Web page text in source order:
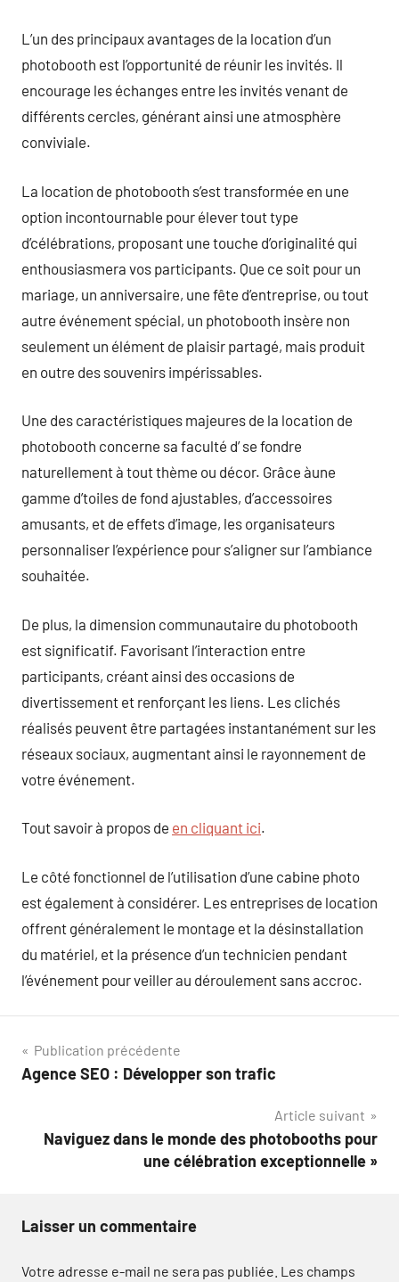
L’un des principaux avantages de la location d’un
photobooth est l’opportunité de réunir les invités. Il
encourage les échanges entre les invités venant de
différents cercles, générant ainsi une atmosphère
conviviale.
La location de photobooth s’est transformée en une
option incontournable pour élever tout type
d’célébrations, proposant une touche d’originalité qui
enthousiasmera vos participants. Que ce soit pour un
mariage, un anniversaire, une fête d’entreprise, ou tout
autre événement spécial, un photobooth insère non
seulement un élément de plaisir partagé, mais produit
en outre des souvenirs impérissables.
Une des caractéristiques majeures de la location de
photobooth concerne sa faculté d’ se fondre
naturellement à tout thème ou décor. Grâce àune
gamme d’toiles de fond ajustables, d’accessoires
amusants, et de effets d’image, les organisateurs
personnaliser l’expérience pour s’aligner sur l’ambiance
souhaitée.
De plus, la dimension communautaire du photobooth
est significatif. Favorisant l’interaction entre
participants, créant ainsi des occasions de
divertissement et renforçant les liens. Les clichés
réalisés peuvent être partagées instantanément sur les
réseaux sociaux, augmentant ainsi le rayonnement de
votre événement.
Tout savoir à propos de en cliquant ici.
Le côté fonctionnel de l’utilisation d’une cabine photo
est également à considérer. Les entreprises de location
offrent généralement le montage et la désinstallation
du matériel, et la présence d’un technicien pendant
l’événement pour veiller au déroulement sans accroc.
Navigation
de
Publication précédente
Agence SEO : Développer son trafic
Article suivant
Naviguez dans le monde des photobooths pour
une célébration exceptionnelle »
Laisser un commentaire
Votre adresse e-mail ne sera pas publiée. Les champs